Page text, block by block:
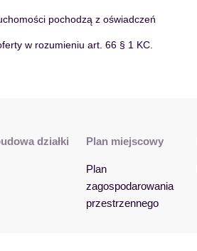
pochodzą z oświadczeń
w rozumieniu art. 66 § 1 KC.
działki Plan miejscowy
Plan
zagospodarowania
przestrzennego